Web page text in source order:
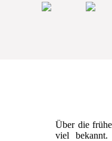
Über die
viel bekannt.